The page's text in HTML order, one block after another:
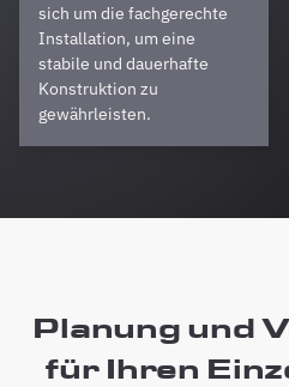
sich um die fachgerechte
Installation, um eine
stabile und dauerhafte
Konstruktion zu
gewährleisten.
Planung und
für Ihren